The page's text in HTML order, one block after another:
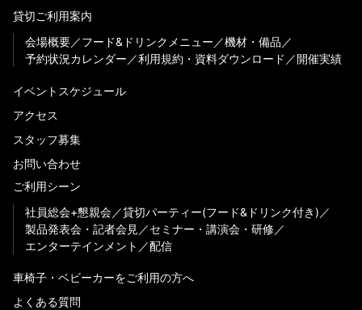
貸切ご利用案内
会場概要
フード&ドリンクメニュー
機材・備品
予約状況カレンダー
利用規約・資料ダウンロード 開催実績
イベントスケジュール
アクセス
スタッフ募集
お問い合わせ
ご利用シーン
社員総会+懇親会
貸切パーティー(フード&ドリンク付き)
製品発表会・記者会見
セミナー・講演会・研修
エンターテインメント
配信
車椅子・ベビーカーをご利用の方へ
よくある質問